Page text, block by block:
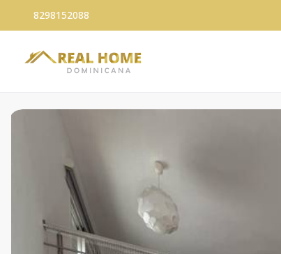
8298152088